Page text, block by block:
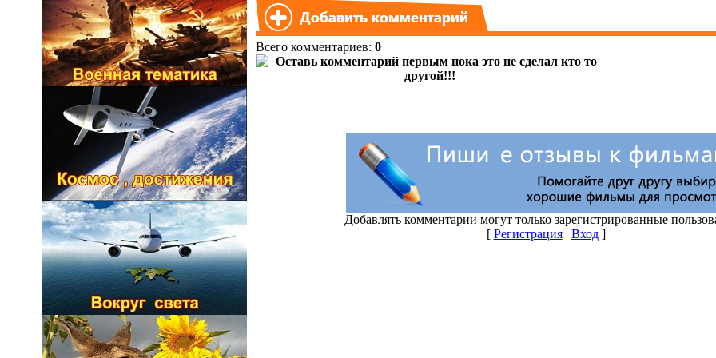
Всего комментариев: 0
Добавлять комментарии могут только зарегистрированные
[ Регистрация| Вход]